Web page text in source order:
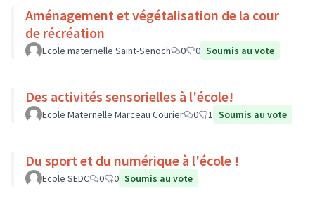
Aménagement et végétalisation de la cour
de récréation
Ecole maternelle Saint-Senoch 0 0 Soumis au vote
Des activités sensorielles à l'école!
Ecole Maternelle Marceau Courier 0 1 Soumis au vote
Du sport et du numérique à l'école !
Ecole SEDC 0 0 Soumis au vote